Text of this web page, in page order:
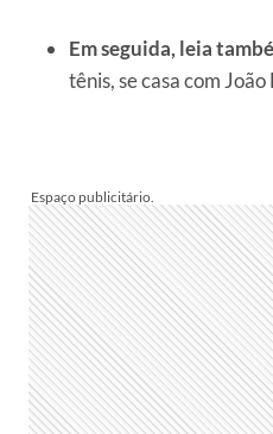
Em seguida, leia
tênis, se casa com